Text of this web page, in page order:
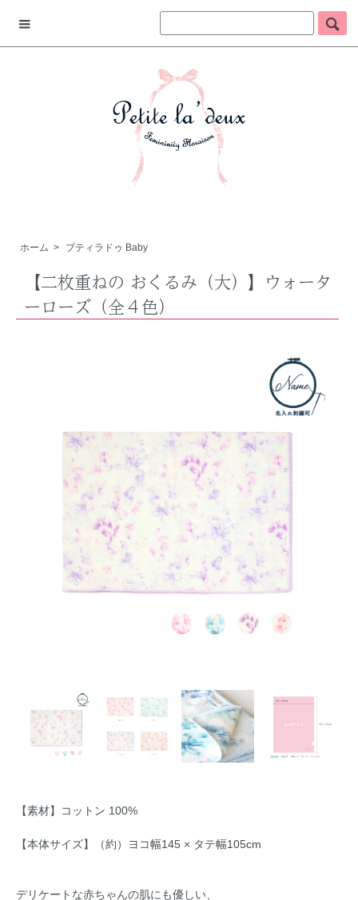
ホーム > プティラドゥ Baby
【二枚重ねの おくるみ（大）】ウォータ
ーローズ（全４色）
【素材】コットン 100%
【本体サイズ】（約）ヨコ幅145 × タテ幅105cm
デリケートな赤ちゃんの肌にも優しい、